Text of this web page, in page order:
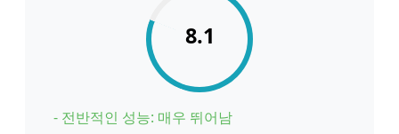
8.1
- 전반적인 성능: 매우 뛰어남